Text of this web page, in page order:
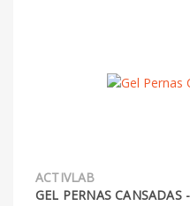
ACTIVLAB
GEL PERNAS CANSADAS